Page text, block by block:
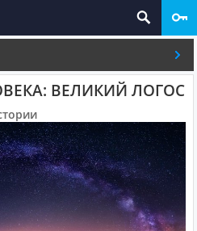
ВЕЛИКИЙ ЛОГОС